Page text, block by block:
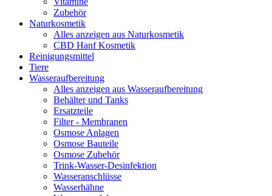
Zubehör
Naturkosmetik
Alles anzeigen aus Naturkosmetik
CBD Hanf Kosmetik
Reinigungsmittel
Tiere
Wasseraufbereitung
Alles anzeigen aus Wasseraufbereitung
Behälter und Tanks
Ersatzteile
Filter - Membranen
Osmose Anlagen
Osmose Bauteile
Osmose Zubehör
Trink-Wasser-Desinfektion
Wasseranschlüsse
Wasserhähne